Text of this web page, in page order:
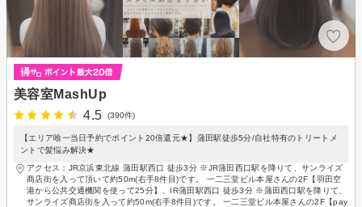
美容室MashUp
4.5
(390件)
【エリア唯一当日予約でポイント20倍還元★】蒲田駅徒歩5分/自社特有のトリートメ
ントで髪悩み解決★
アクセス：JR京浜東北線 蒲田駅西口 徒歩3分 ※JR蒲田西口駅を降りて、サンライズ
商店街を入って頂いて約50m(右手8件目)です。 一二三堂ビル本屋さんの2F【羽田空
港から公共交通機関を使って25分】、IR蒲田駅西口 徒歩3分 ※蒲田西口駅を降りて、
サンライズ商店街を入って約50m(右手8件目)です。 一二三堂ビル本屋さんの2F【pay